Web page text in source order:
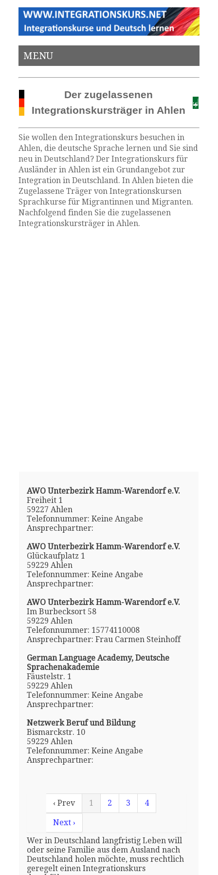
MENU
Der zugelassenen
Integrationskursträger in Ahlen
Sie wollen den Integrationskurs besuchen in
Ahlen, die deutsche Sprache lernen und Sie sind
neu in Deutschland? Der Integrationskurs für
Ausländer in Ahlen ist ein Grundangebot zur
Integration in Deutschland. In Ahlen bieten die
Zugelassene Träger von Integrationskursen
Sprachkurse für Migrantinnen und Migranten.
Nachfolgend finden Sie die zugelassenen
Integrationskursträger in Ahlen.
AWO Unterbezirk Hamm-Warendorf e.V.
Freiheit 1
59227 Ahlen
Telefonnummer: Keine Angabe
Ansprechpartner:
AWO Unterbezirk Hamm-Warendorf e.V.
Glückaufplatz 1
59229 Ahlen
Telefonnummer: Keine Angabe
Ansprechpartner:
AWO Unterbezirk Hamm-Warendorf e.V.
Im Burbecksort 58
59229 Ahlen
Telefonnummer: 15774110008
Ansprechpartner: Frau Carmen Steinhoff
German Language Academy, Deutsche
Sprachenakademie
Fäustelstr. 1
59229 Ahlen
Telefonnummer: Keine Angabe
Ansprechpartner:
Netzwerk Beruf und Bildung
Bismarckstr. 10
59229 Ahlen
Telefonnummer: Keine Angabe
Ansprechpartner:
‹ Prev 1 2 3 4
Next ›
Wer in Deutschland langfristig Leben will
oder seine Familie aus dem Ausland nach
Deutschland holen möchte, muss rechtlich
geregelt einen Integrationskurs